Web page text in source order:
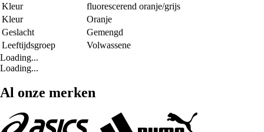
Kleur
fluorescerend oranje/grijs
Kleur
Oranje
Geslacht
Gemengd
Leeftijdsgroep
Volwassene
Loading...
Loading...
Al onze merken